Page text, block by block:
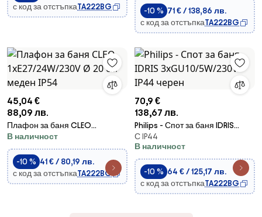
с код за отстъпкаTA222BG -10 % 71 € / 138,86 лв.
с код за отстъпкаTA222BG
45,04 €
88,09 лв.
Плафон за баня CLEO
1xE27/24W/230V Ø 20 см меден
IP54
В наличност
-10 % 41 € / 80,19 лв.
с код за отстъпкаTA222BG
70,9 €
138,67 лв.
Philips - Спот за баня IDRIS
3xGU10/5W/230V IP44 черен
С IP44
В наличност
-10 % 64 € / 125,17 лв.
с код за отстъпкаTA222BG